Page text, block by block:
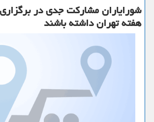
شورایاران مشاركت جدی در
هفته تهران داشته باشند